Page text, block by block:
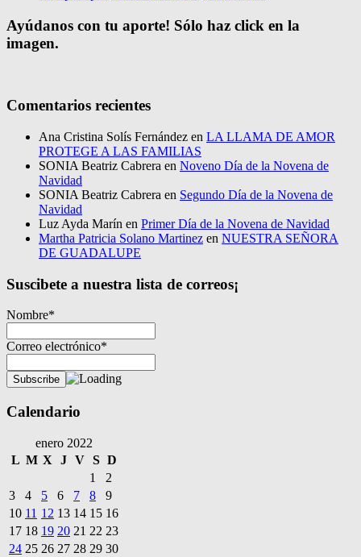
Ayúdanos con tu aporte! Sólo haz click en la
imagen.
Comentarios recientes
Ana Cristina Solís Fernández en LA LLAMA DE AMOR
PROTEGE A LAS FAMILIAS
SONIA Beatriz Cabrera en Noveno Día de la Novena de
Navidad
SONIA Beatriz Cabrera en Segundo Día de la Novena de
Navidad
Luz Ayda Marín en Primer Día de la Novena de Navidad
Martha Patricia Solano Martinez en NUESTRA SEÑORA
DE GUADALUPE
Suscibete a nuestra lista de correos¡
Nombre*
Correo electrónico*
Calendario
enero 2022
L M X J V S D
1
2
3
4 5 6 7 8
9
10 11 12 13 14 15 16
17 18 19 20 21 22 23
24 25 26 27 28 29 30